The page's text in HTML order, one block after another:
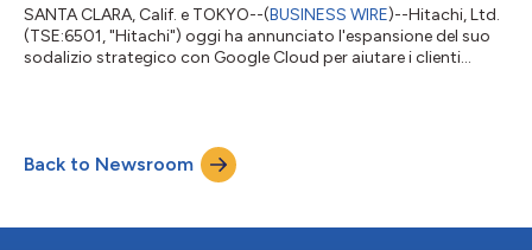
SANTA CLARA, Calif. e TOKYO--(BUSINESS WIRE)--Hitachi, Ltd.
(TSE:6501, "Hitachi") oggi ha annunciato l'espansione del suo
sodalizio strategico con Google Cloud per aiutare i clienti
nella lingua di partenza, è la versione ufficiale che fa fede. Le
traduzioni sono offerte unicamente per comodità del lettore...
Back to Newsroom